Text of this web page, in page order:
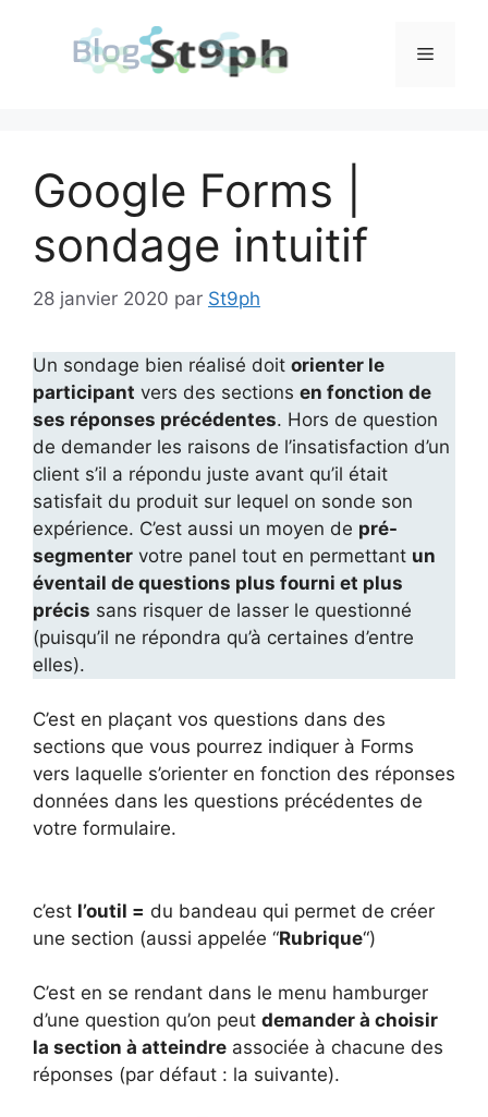
Menu
Google Forms |
sondage intuitif
28 janvier 2020 par St9ph
Un sondage bien réalisé doit orienter le
participant vers des sections en fonction de
ses réponses précédentes. Hors de question
de demander les raisons de l’insatisfaction d’un
client s’il a répondu juste avant qu’il était
satisfait du produit sur lequel on sonde son
expérience. C’est aussi un moyen de pré-
segmenter votre panel tout en permettant un
éventail de questions plus fourni et plus
précis sans risquer de lasser le questionné
(puisqu’il ne répondra qu’à certaines d’entre
elles).
C’est en plaçant vos questions dans des
sections que vous pourrez indiquer à Forms
vers laquelle s’orienter en fonction des réponses
données dans les questions précédentes de
votre formulaire.
c’est l’outil = du bandeau qui permet de créer
une section (aussi appelée “Rubrique“)
C’est en se rendant dans le menu hamburger
d’une question qu’on peut demander à choisir
la section à atteindre associée à chacune des
réponses (par défaut : la suivante).